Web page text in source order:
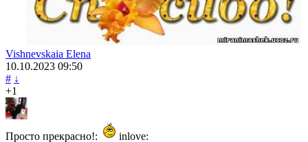
Vishnevskaia Elena
10.10.2023 09:50
# ↓
+1
Просто прекрасно!: inlove: